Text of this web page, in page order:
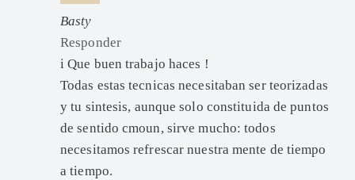
Basty
Responder
i Que buen trabajo haces !
Todas estas tecnicas necesitaban ser teorizadas
y tu sintesis, aunque solo constituida de puntos
de sentido cmoun, sirve mucho: todos
necesitamos refrescar nuestra mente de tiempo
a tiempo.